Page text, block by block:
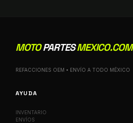
MOTOPARTESMEXICO.COM
REFACCIONES OEM • ENVÍO A TODO MÉXICO
AYUDA
INVENTARIO
ENVÍOS